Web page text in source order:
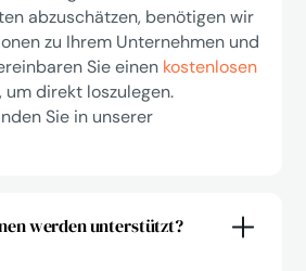
abzuschätzen, benötigen wir
zu Ihrem Unternehmen und
Sie einen kostenlosen
, um direkt loszulegen.
Sie in unserer
werden unterstützt?